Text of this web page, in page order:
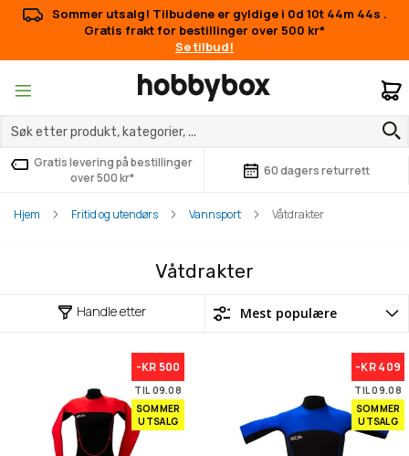
Sommer utsalg! Tilbudene er gyldige i 0d 10t 44m 44s .
Gratis frakt for bestillinger over 500 kr*
Se tilbud!
Gratis levering på bestillinger
over 500 kr*
60 dagers returrett
Hjem Fritid og utendørs Vannsport Våtdrakter
Våtdrakter
Handle etter
-KR 500
TIL 09.08
SOMMER
UTSALG
-KR 409
TIL 09.08
SOMMER
UTSALG